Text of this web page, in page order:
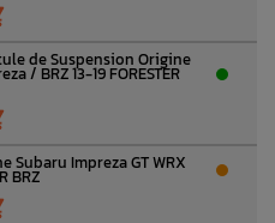
de Suspension Origine
/ BRZ 13-19 FORESTER
Subaru Impreza GT WRX
BRZ